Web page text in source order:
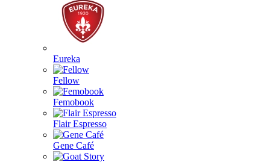
Eureka
Fellow
Femobook
Flair Espresso
Gene Café